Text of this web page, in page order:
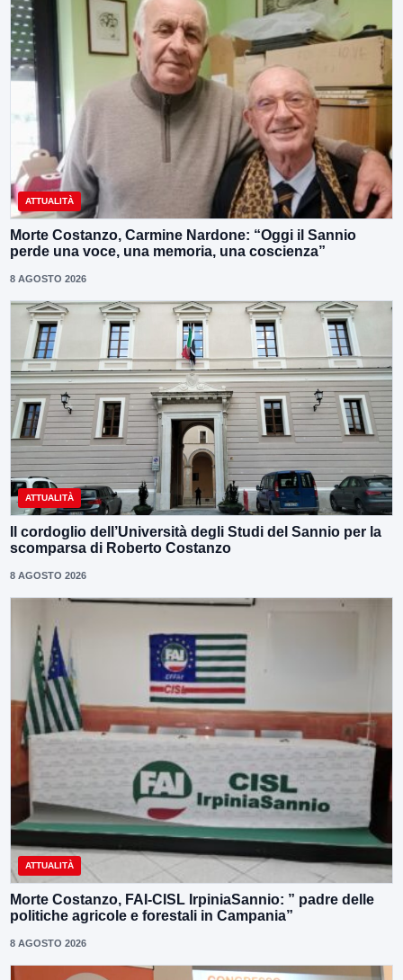
ATTUALITÀ
Morte Costanzo, Carmine Nardone: “Oggi il Sannio
perde una voce, una memoria, una coscienza”
8 AGOSTO 2026
ATTUALITÀ
Il cordoglio dell’Università degli Studi del Sannio per la
scomparsa di Roberto Costanzo
8 AGOSTO 2026
ATTUALITÀ
Morte Costanzo, FAI-CISL IrpiniaSannio: ” padre delle
politiche agricole e forestali in Campania”
8 AGOSTO 2026